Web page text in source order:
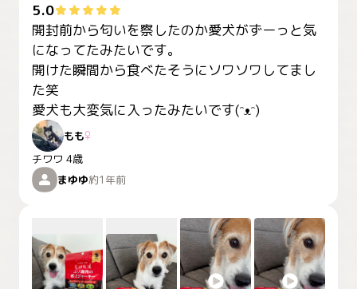
5.0
開封前から匂いを察したのか愛犬がずーっと気
になってたみたいです。
開けた瞬間から食べたそうにソワソワしてまし
た笑
愛犬も大変気に入ったみたいです(ᵔᴥᵔ)
もも♀
チワワ 4歳
まゆゆ約1年前